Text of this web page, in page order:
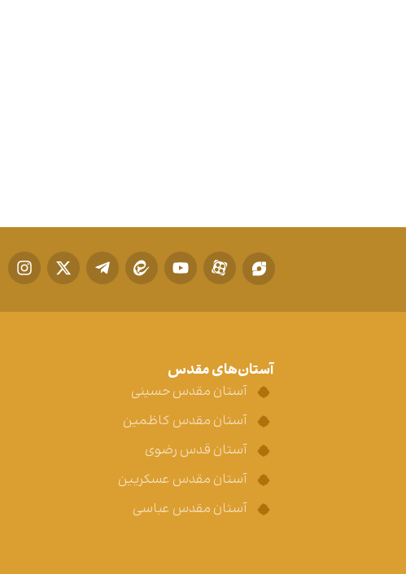
آستان‌های مقدس
آستان مقدس حسینی
آستان مقدس کاظمین
آستان قدس رضوی
آستان مقدس عسکریین
آستان مقدس عباسی